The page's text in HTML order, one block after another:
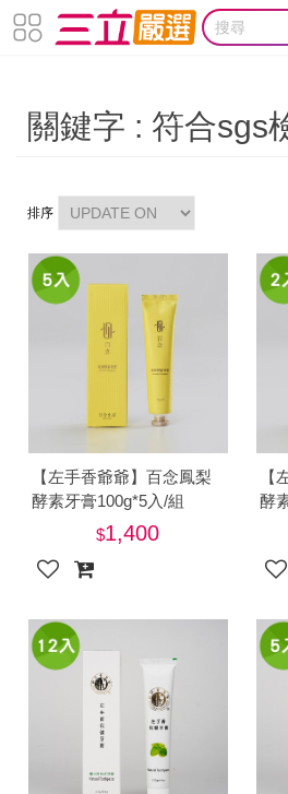
關鍵字 : 符合sgs
排序
【左手香爺爺】百念鳳梨
酵素牙膏100g*5入/組
1,400
【
酵